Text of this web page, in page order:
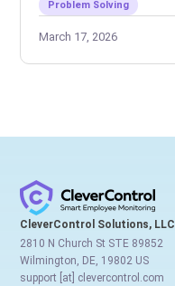
Problem Solving
March 17, 2026
CleverControl Solutions, LLC
2810 N Church St STE 89852
Wilmington, DE, 19802 US
support [at] clevercontrol.com